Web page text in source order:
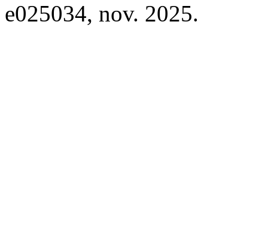
e025034, nov. 2025.